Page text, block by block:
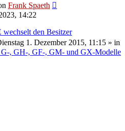
Frank Spaeth
14:22
den Besitzer
1. Dezember 2015, 11:15 » in
G-, GH-, GF-, GM- und GX-Modelle